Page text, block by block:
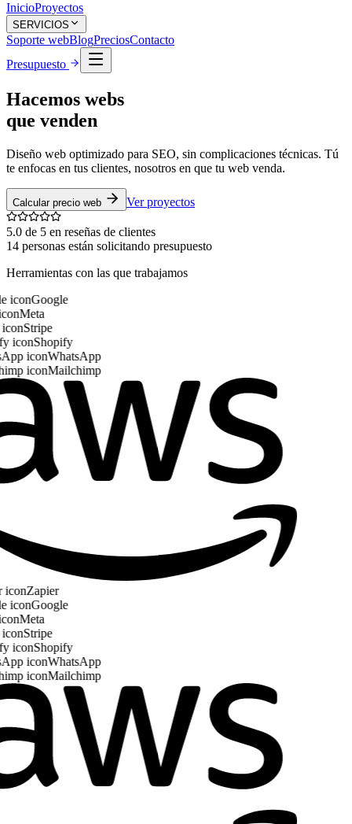
InicioProyectos
SERVICIOS
Soporte webBlogPreciosContacto
Presupuesto
Hacemos webs
que venden
Diseño web optimizado para SEO, sin complicaciones técnicas. Tú
te enfocas en tus clientes, nosotros en que tu web venda.
Calcular precio web Ver proyectos
5.0 de 5 en reseñas de clientes
14 personas están solicitando presupuesto
Herramientas con las que trabajamos
Google
Meta
Stripe
Shopify
WhatsApp
Mailchimp
Zapier
Google
Meta
Stripe
Shopify
WhatsApp
Mailchimp